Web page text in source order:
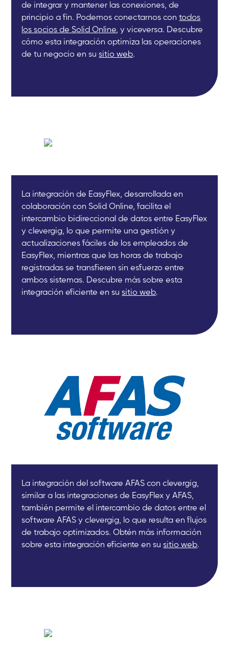
de integrar y mantener las conexiones, de
principio a fin. Podemos conectarnos contodos
los socios de Solid Online , y viceversa. Descubre
cómo esta integración optimiza las operaciones
de tu negocio en susitio web.
La integración de EasyFlex, desarrollada en
colaboración con Solid Online, facilita el
intercambio bidireccional de datos entre EasyFlex
y clevergig, lo que permite una gestión y
actualizaciones fáciles de los empleados de
EasyFlex, mientras que las horas de trabajo
registradas se transfieren sin esfuerzo entre
ambos sistemas. Descubre más sobre esta
integración eficiente en susitio web.
La integración del software AFAS con clevergig,
similar a las integraciones de EasyFlex y AFAS,
también permite el intercambio de datos entre el
software AFAS y clevergig, lo que resulta en flujos
de trabajo optimizados. Obtén más información
sobre esta integración eficiente en susitio web.